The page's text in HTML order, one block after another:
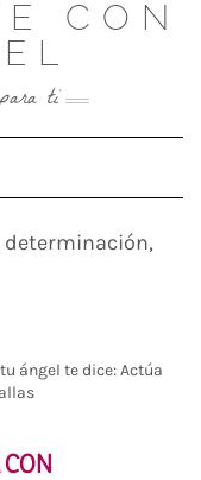
CON
ti
Actúa
ángel te dice: Actúa